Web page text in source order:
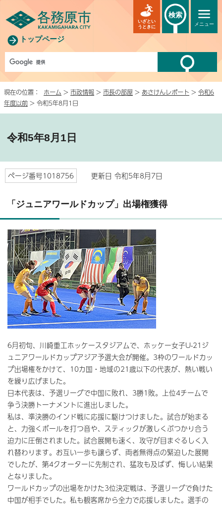
トップページ
メニュー
いざとい
うときに
検索
現在の位置： ホーム > 市政情報 > 市長の部屋 > あさけんレポート > 令和6
年度以前 > 令和5年8月1日
令和5年8月1日
ページ番号1018756 更新日 令和5年8月7日
「ジュニアワールドカップ」出場権獲得
6月初旬、川崎重工ホッケースタジアムで、ホッケー女子U-21ジ
ュニアワールドカップアジア予選大会が開催。3枠のワールドカッ
プ出場権をかけて、10カ国・地域の21歳以下の代表が、熱い戦い
を繰り広げました。
日本代表は、予選リーグで中国に敗れ、3勝1敗。上位4チームで
争う決勝トーナメントに進出しました。
私は、準決勝のインド戦に応援に駆けつけました。試合が始まる
と、力強くボールを打つ音や、スティックが激しくぶつかり合う
迫力に圧倒されました。試合展開も速く、攻守が目まぐるしく入
れ替わります。お互い一歩も譲らず、両者無得点の緊迫した展開
でしたが、第4クオーターに先制され、猛攻も及ばず、悔しい結果
となりました。
ワールドカップの出場をかけた3位決定戦は、予選リーグで負けた
中国が相手でした。私も観客席から全力で応援しました。選手の